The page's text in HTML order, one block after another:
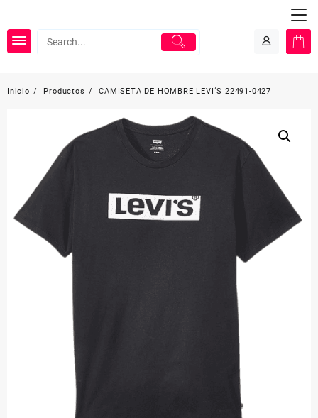
contenido
Inicio Productos CAMISETA DE HOMBRE LEVI´S 22491-0427